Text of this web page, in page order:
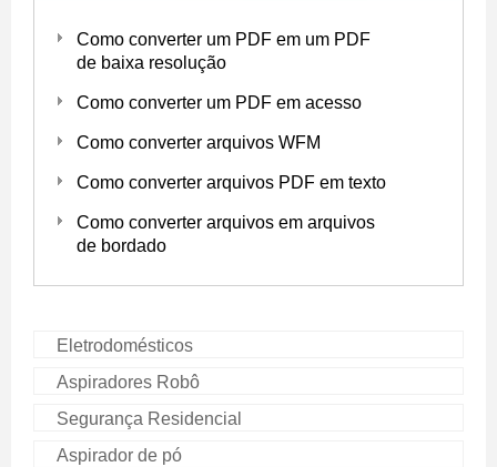
Como converter um PDF em um PDF
de baixa resolução
Como converter um PDF em acesso
Como converter arquivos WFM
Como converter arquivos PDF em texto
Como converter arquivos em arquivos
de bordado
Eletrodomésticos
Aspiradores Robô
Segurança Residencial
Aspirador de pó